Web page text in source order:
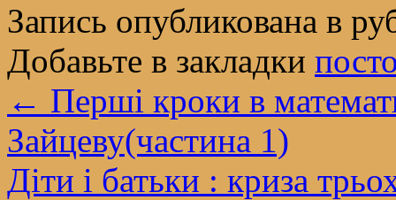
Запись опубликована в
Добавьте в закладки
← Перші кроки в
Зайцеву(частина 1)
Діти і батьки : криза